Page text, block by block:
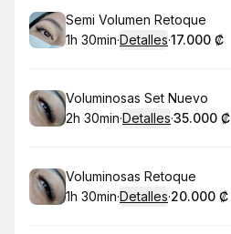
Reservar
Semi Volumen Retoque
.Duración:
1h 30min·Detalles·
.Precio
17.000 ₡
Reservar
Voluminosas Set Nuevo
.Duración:
2h 30min·Detalles·
.Precio:
35.000 ₡
Reservar
Voluminosas Retoque
.Duración:
1h 30min·Detalles·
.Precio:
20.000 ₡